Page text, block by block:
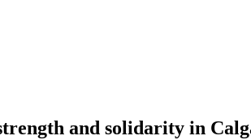
and solidarity in